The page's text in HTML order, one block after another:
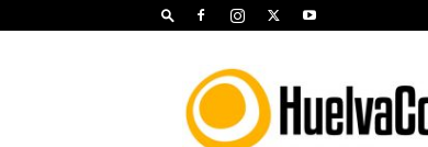
Huelva
Costa